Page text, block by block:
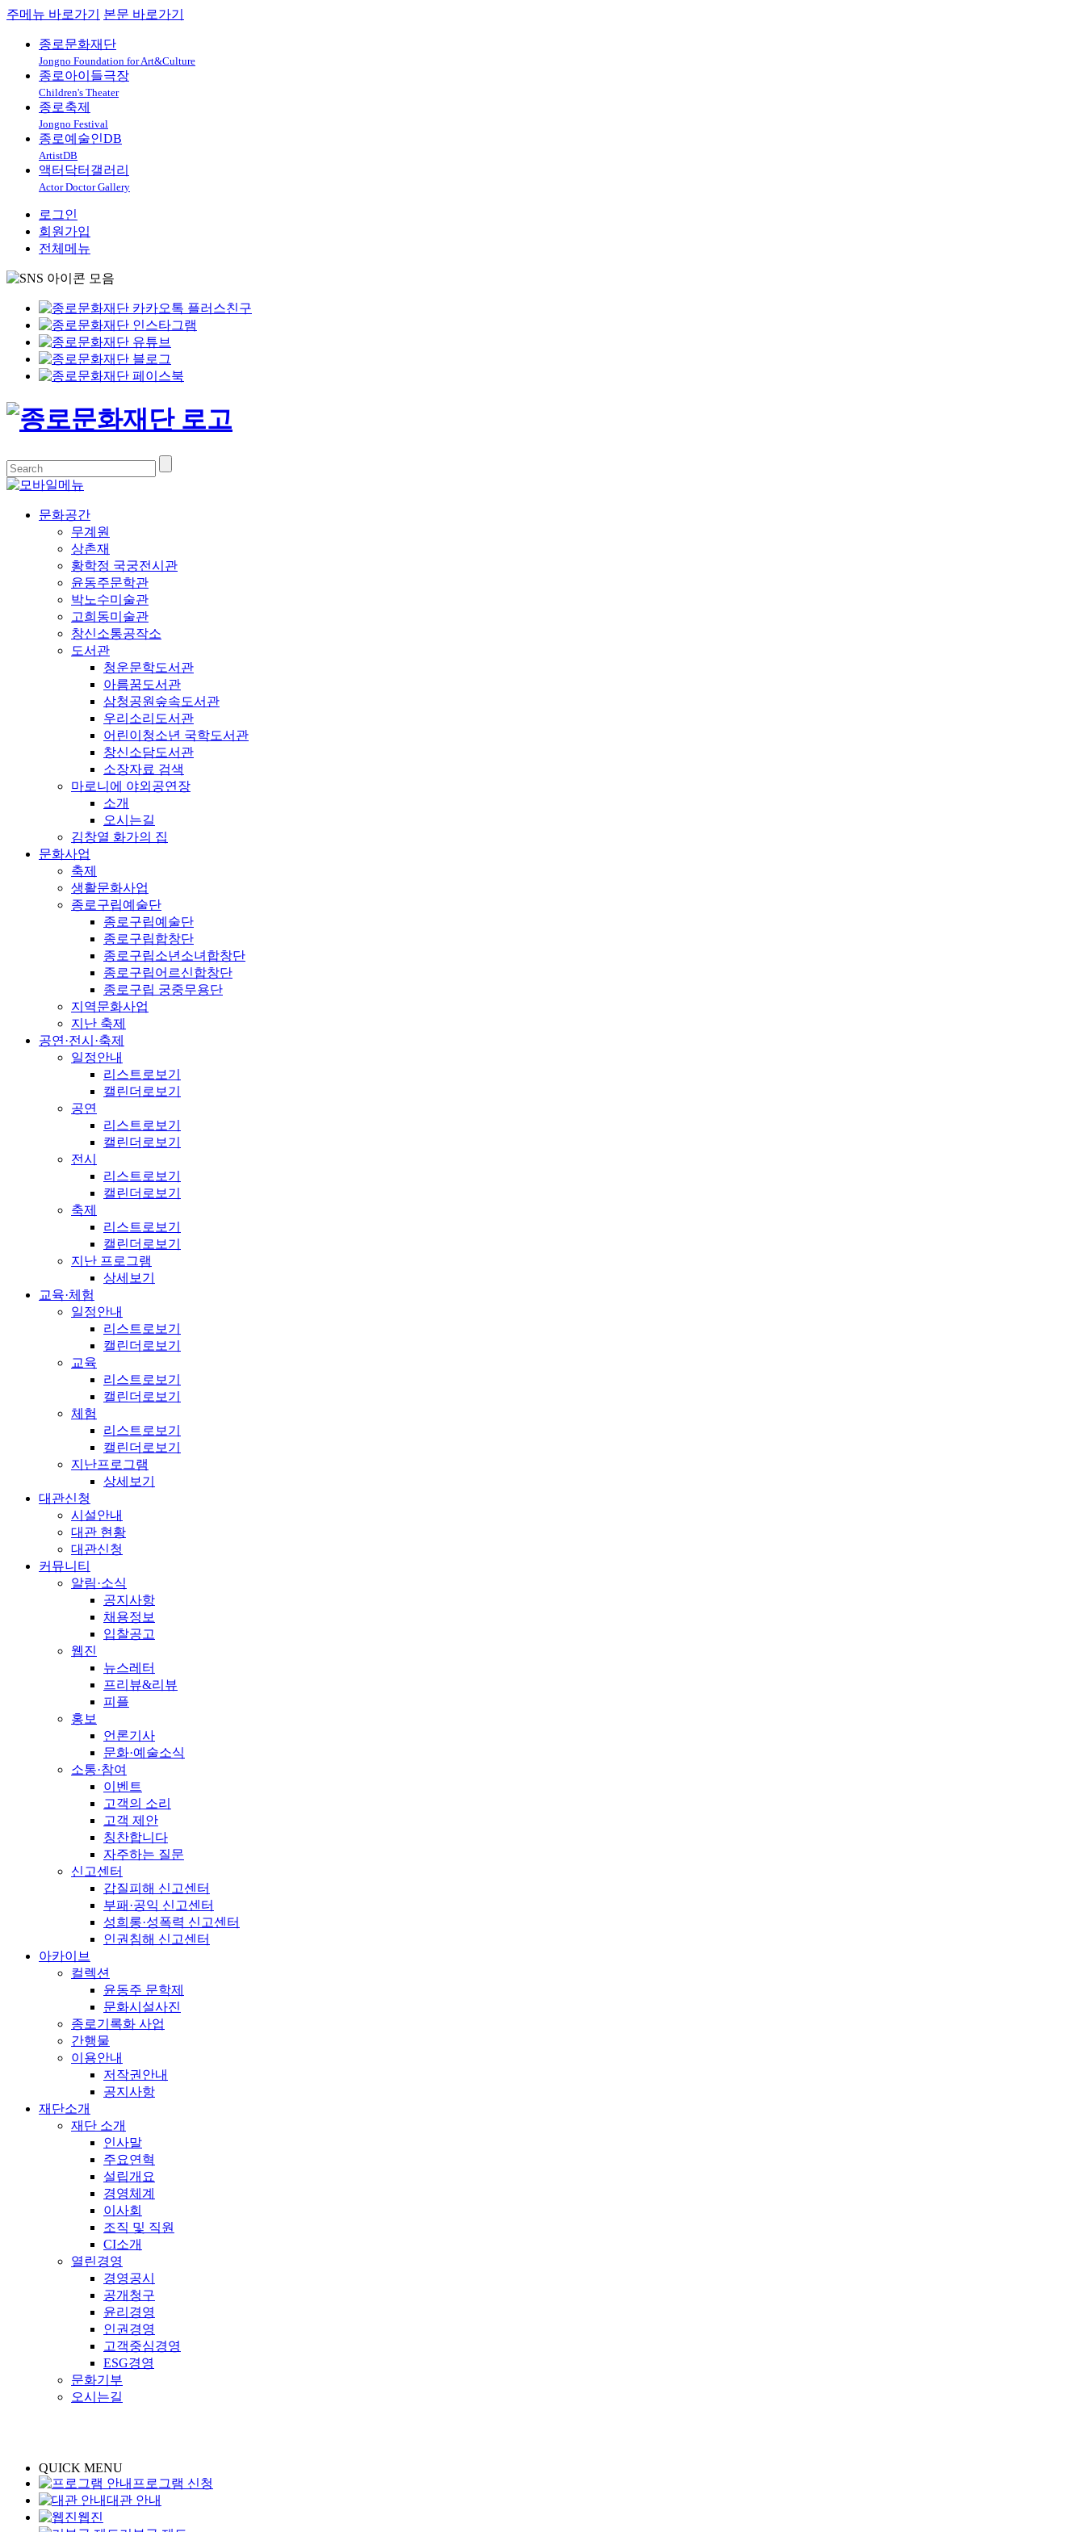
주메뉴 바로가기 본문 바로가기
종로문화재단
Jongno Foundation for Art&Culture
종로아이들극장
Children's Theater
종로축제
Jongno Festival
종로예술인DB
ArtistDB
액터닥터갤러리
Actor Doctor Gallery
로그인
회원가입
전체메뉴
문화공간
무계원
상촌재
황학정 국궁전시관
윤동주문학관
박노수미술관
고희동미술관
창신소통공작소
도서관
청운문학도서관
아름꿈도서관
삼청공원숲속도서관
우리소리도서관
어린이청소년 국학도서관
창신소담도서관
소장자료 검색
마로니에 야외공연장
소개
오시는길
김창열 화가의 집
문화사업
축제
생활문화사업
종로구립예술단
종로구립예술단
종로구립합창단
종로구립소년소녀합창단
종로구립어르신합창단
종로구립 궁중무용단
지역문화사업
지난 축제
공연·전시·축제
일정안내
리스트로보기
캘린더로보기
공연
리스트로보기
캘린더로보기
전시
리스트로보기
캘린더로보기
축제
리스트로보기
캘린더로보기
지난 프로그램
상세보기
교육·체험
일정안내
리스트로보기
캘린더로보기
교육
리스트로보기
캘린더로보기
체험
리스트로보기
캘린더로보기
지난프로그램
상세보기
대관신청
시설안내
대관 현황
대관신청
커뮤니티
알림·소식
공지사항
채용정보
입찰공고
웹진
뉴스레터
프리뷰&리뷰
피플
홍보
언론기사
문화·예술소식
소통·참여
이벤트
고객의 소리
고객 제안
칭찬합니다
자주하는 질문
신고센터
갑질피해 신고센터
부패·공익 신고센터
성희롱·성폭력 신고센터
인권침해 신고센터
아카이브
컬렉션
윤동주 문학제
문화시설사진
종로기록화 사업
간행물
이용안내
저작권안내
공지사항
재단소개
재단 소개
인사말
주요연혁
설립개요
경영체계
이사회
조직 및 직원
CI소개
열린경영
경영공시
공개청구
윤리경영
인권경영
고객중심경영
ESG경영
문화기부
오시는길
QUICK MENU
프로그램 신청
대관 안내
웹진